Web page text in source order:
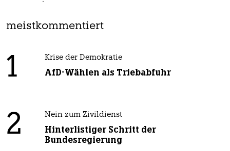
meistkommentiert
1 Krise der Demokratie
AfD-Wählen als Triebabfuhr
2 Nein zum Zivildienst
Hinterlistiger Schritt der
Bundesregierung